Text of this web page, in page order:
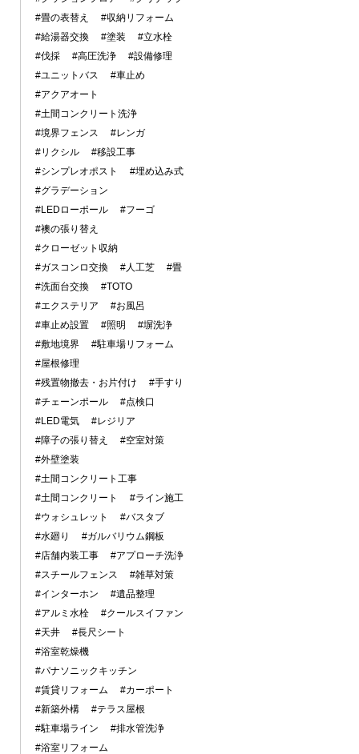
#畳の表替え
#収納リフォーム
#給湯器交換
#塗装
#立水栓
#伐採
#高圧洗浄
#設備修理
#ユニットバス
#車止め
#アクアオート
#土間コンクリート洗浄
#境界フェンス
#レンガ
#リクシル
#移設工事
#シンプレオポスト
#埋め込み式
#グラデーション
#LEDローポール
#フーゴ
#襖の張り替え
#クローゼット収納
#ガスコンロ交換
#人工芝
#畳
#洗面台交換
#TOTO
#エクステリア
#お風呂
#車止め設置
#照明
#塀洗浄
#敷地境界
#駐車場リフォーム
#屋根修理
#残置物撤去・お片付け
#手すり
#チェーンポール
#点検口
#LED電気
#レジリア
#障子の張り替え
#空室対策
#外壁塗装
#土間コンクリート工事
#土間コンクリート
#ライン施工
#ウォシュレット
#バスタブ
#水廻り
#ガルバリウム鋼板
#店舗内装工事
#アプローチ洗浄
#スチールフェンス
#雑草対策
#インターホン
#遺品整理
#アルミ水栓
#クールスイファン
#天井
#長尺シート
#浴室乾燥機
#パナソニックキッチン
#賃貸リフォーム
#カーポート
#新築外構
#テラス屋根
#駐車場ライン
#排水管洗浄
#浴室リフォーム